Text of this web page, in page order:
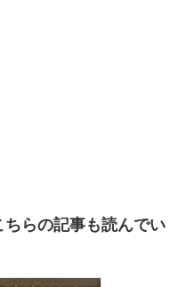
らの記事も読んでい